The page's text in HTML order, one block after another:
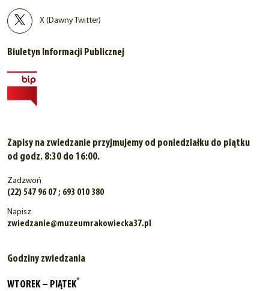
X (Dawny Twitter)
Biuletyn Informacji Publicznej
Zapisy na zwiedzanie przyjmujemy od poniedziałku do piątku
od godz. 8:30 do 16:00.
Zadzwoń
(22) 547 96 07 ; 693 010 380
Napisz
zwiedzanie@muzeumrakowiecka37.pl
Godziny zwiedzania
WTOREK – PIĄTEK*